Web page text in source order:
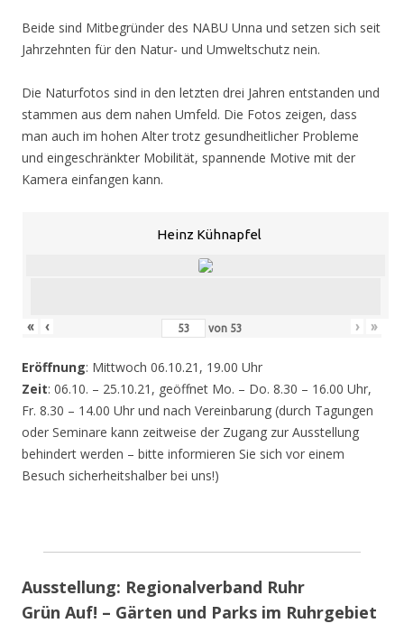
Beide sind Mitbegründer des NABU Unna und setzen sich seit
Jahrzehnten für den Natur- und Umweltschutz nein.
Die Naturfotos sind in den letzten drei Jahren entstanden und
stammen aus dem nahen Umfeld. Die Fotos zeigen, dass
man auch im hohen Alter trotz gesundheitlicher Probleme
und eingeschränkter Mobilität, spannende Motive mit der
Kamera einfangen kann.
Heinz Kühnapfel
« ‹ von 53 › »
Eröffnung: Mittwoch 06.10.21, 19.00 Uhr
Zeit: 06.10. – 25.10.21, geöffnet Mo. – Do. 8.30 – 16.00 Uhr,
Fr. 8.30 – 14.00 Uhr und nach Vereinbarung (durch Tagungen
oder Seminare kann zeitweise der Zugang zur Ausstellung
behindert werden – bitte informieren Sie sich vor einem
Besuch sicherheitshalber bei uns!)
Ausstellung: Regionalverband Ruhr
Grün Auf! – Gärten und Parks im Ruhrgebiet